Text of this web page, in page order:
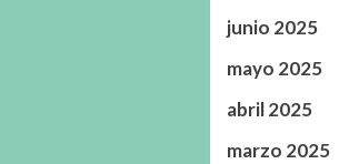
junio 2025
mayo 2025
abril 2025
marzo 2025